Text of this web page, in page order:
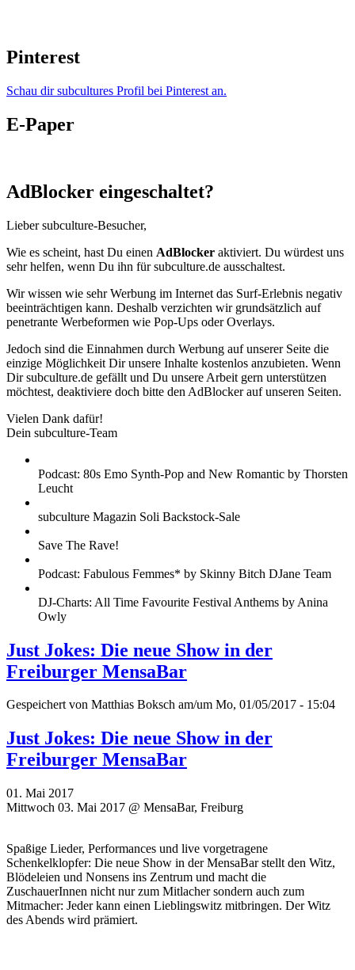
Pinterest
Schau dir subcultures Profil bei Pinterest an.
E-Paper
AdBlocker eingeschaltet?
Lieber subculture-Besucher,
Wie es scheint, hast Du einen AdBlocker aktiviert. Du würdest uns
sehr helfen, wenn Du ihn für subculture.de ausschaltest.
Wir wissen wie sehr Werbung im Internet das Surf-Erlebnis negativ
beeinträchtigen kann. Deshalb verzichten wir grundsätzlich auf
penetrante Werbeformen wie Pop-Ups oder Overlays.
Jedoch sind die Einnahmen durch Werbung auf unserer Seite die
einzige Möglichkeit Dir unsere Inhalte kostenlos anzubieten. Wenn
Dir subculture.de gefällt und Du unsere Arbeit gern unterstützen
möchtest, deaktiviere doch bitte den AdBlocker auf unseren Seiten.
Vielen Dank dafür!
Dein subculture-Team
Podcast: 80s Emo Synth-Pop and New Romantic by Thorsten
Leucht
subculture Magazin Soli Backstock-Sale
Save The Rave!
Podcast: Fabulous Femmes* by Skinny Bitch DJane Team
DJ-Charts: All Time Favourite Festival Anthems by Anina
Owly
Just Jokes: Die neue Show in der
Freiburger MensaBar
Gespeichert von Matthias Boksch am/um Mo, 01/05/2017 - 15:04
Just Jokes: Die neue Show in der
Freiburger MensaBar
01. Mai 2017
Mittwoch 03. Mai 2017 @ MensaBar, Freiburg
Spaßige Lieder, Performances und live vorgetragene
Schenkelklopfer: Die neue Show in der MensaBar stellt den Witz,
Blödeleien und Nonsens ins Zentrum und macht die
ZuschauerInnen nicht nur zum Mitlacher sondern auch zum
Mitmacher: Jeder kann einen Lieblingswitz mitbringen. Der Witz
des Abends wird prämiert.